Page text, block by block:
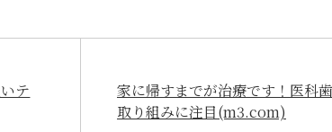
テ
家に帰すまでが治療です！医科
取り組みに注目(m3.com)